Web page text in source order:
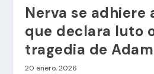
Nerva se adhiere
que declara luto
tragedia de
20 enero, 2026